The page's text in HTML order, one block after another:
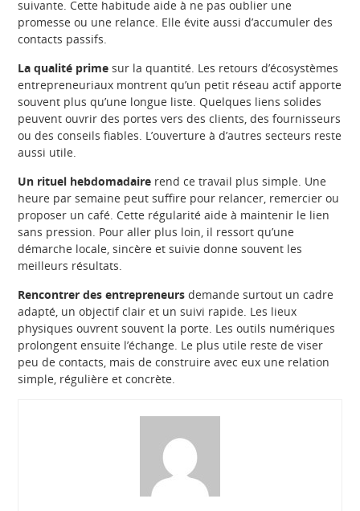
suivante. Cette habitude aide à ne pas oublier une
promesse ou une relance. Elle évite aussi d’accumuler des
contacts passifs.
La qualité prime sur la quantité. Les retours d’écosystèmes
entrepreneuriaux montrent qu’un petit réseau actif apporte
souvent plus qu’une longue liste. Quelques liens solides
peuvent ouvrir des portes vers des clients, des fournisseurs
ou des conseils fiables. L’ouverture à d’autres secteurs reste
aussi utile.
Un rituel hebdomadaire rend ce travail plus simple. Une
heure par semaine peut suffire pour relancer, remercier ou
proposer un café. Cette régularité aide à maintenir le lien
sans pression. Pour aller plus loin, il ressort qu’une
démarche locale, sincère et suivie donne souvent les
meilleurs résultats.
Rencontrer des entrepreneurs demande surtout un cadre
adapté, un objectif clair et un suivi rapide. Les lieux
physiques ouvrent souvent la porte. Les outils numériques
prolongent ensuite l’échange. Le plus utile reste de viser
peu de contacts, mais de construire avec eux une relation
simple, régulière et concrète.